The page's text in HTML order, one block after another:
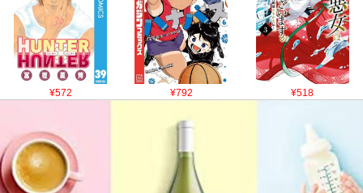
¥572 ¥792 ¥518